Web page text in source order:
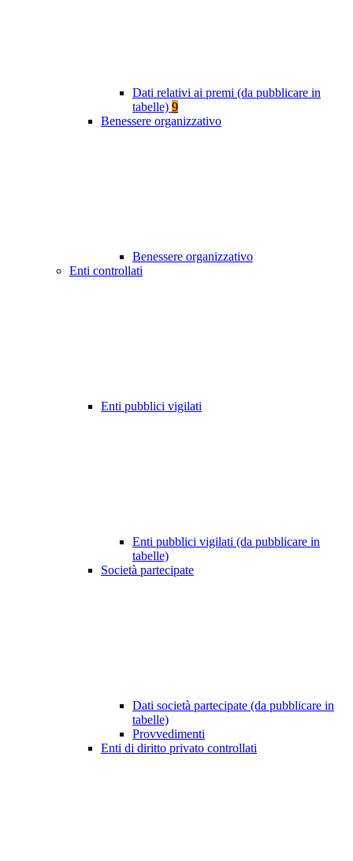
Dati relativi ai premi (da pubblicare in
tabelle) 9
Benessere organizzativo
Benessere organizzativo
Enti controllati
Enti pubblici vigilati
Enti pubblici vigilati (da pubblicare in
tabelle)
Società partecipate
Dati società partecipate (da pubblicare in
tabelle)
Provvedimenti
Enti di diritto privato controllati